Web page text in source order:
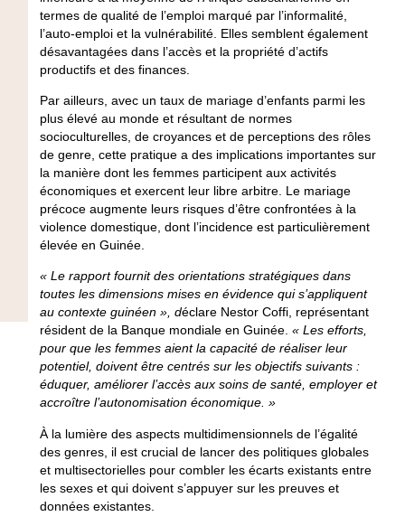
termes de qualité de l’emploi marqué par l’informalité,
l’auto-emploi et la vulnérabilité. Elles semblent également
désavantagées dans l’accès et la propriété d’actifs
productifs et des finances.
Par ailleurs, avec un taux de mariage d’enfants parmi les
plus élevé au monde et résultant de normes
socioculturelles, de croyances et de perceptions des rôles
de genre, cette pratique a des implications importantes sur
la manière dont les femmes participent aux activités
économiques et exercent leur libre arbitre. Le mariage
précoce augmente leurs risques d’être confrontées à la
violence domestique, dont l’incidence est particulièrement
élevée en Guinée.
« Le rapport fournit des orientations stratégiques dans
toutes les dimensions mises en évidence qui s’appliquent
au contexte guinéen », déclare Nestor Coffi, représentant
résident de la Banque mondiale en Guinée. « Les efforts,
pour que les femmes aient la capacité de réaliser leur
potentiel, doivent être centrés sur les objectifs suivants :
éduquer, améliorer l’accès aux soins de santé, employer et
accroître l’autonomisation économique. »
À la lumière des aspects multidimensionnels de l’égalité
des genres, il est crucial de lancer des politiques globales
et multisectorielles pour combler les écarts existants entre
les sexes et qui doivent s’appuyer sur les preuves et
données existantes.